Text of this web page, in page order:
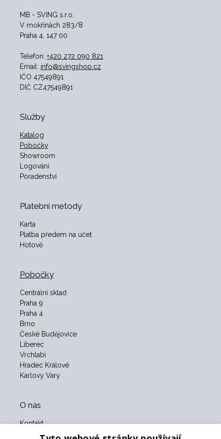
MB - SVING s.r.o.
V mokřinách 283/8
Praha 4, 147 00
Telefon: +420 272 090 821
Email: info@svingshop.cz
IČO 47549891
DIČ CZ47549891
Služby
Katalog
Pobočky
Showroom
Logování
Poradenství
Platební metody
Karta
Platba předem na účet
Hotově
Pobočky
Centrální sklad
Praha 9
Praha 4
Brno
České Budějovice
Liberec
Vrchlabí
Hradec Králové
Karlovy Vary
O nás
Kontakt